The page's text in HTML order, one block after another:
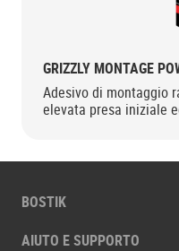
GRIZZLY MONTAGE
Adesivo di montaggio
elevata presa iniziale
BOSTIK
AIUTO E SUPPORTO